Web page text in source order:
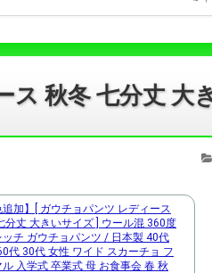
ス 秋冬 七分丈 大
追加】[ ガウチョパンツ レディース
分丈 大きいサイズ ] ウール混 360度
ッチ ガウチョパンツ / 日本製 40代
代 30代 女性 ワイド スカーチョ フ
ル 入学式 卒業式 母 お食事会 春 秋